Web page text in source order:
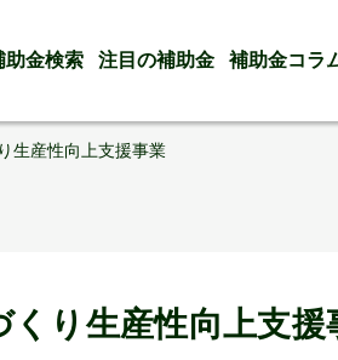
助金検索 注目の補助金 補助金コラ
生産性向上支援事業
くり生産性向上支援